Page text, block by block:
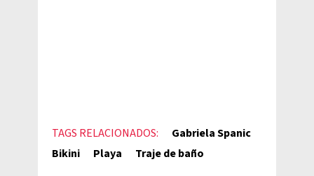
TAGS RELACIONADOS:
Gabriela Spanic
Bikini
Playa Traje de baño